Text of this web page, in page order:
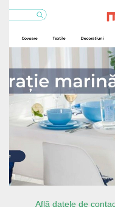
Află datele de